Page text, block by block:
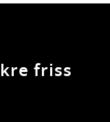
friss